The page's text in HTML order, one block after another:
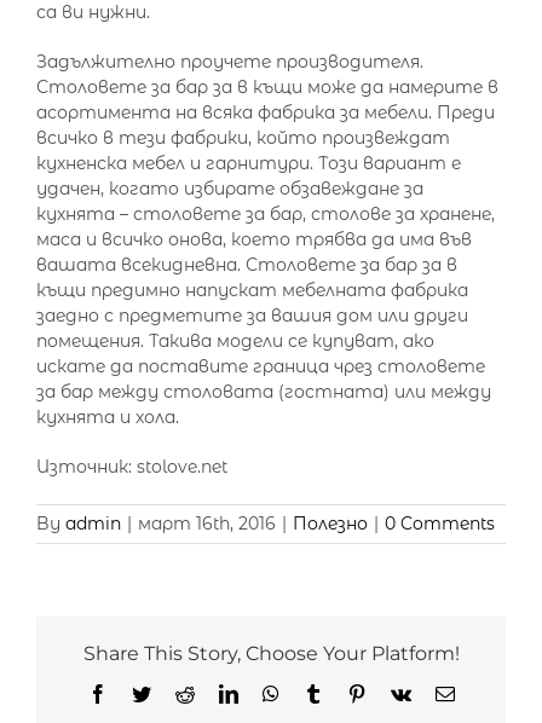
са ви нужни.
Задължително проучете производителя.
Столовете за бар за в къщи може да намерите в
асортимента на всяка фабрика за мебели. Преди
всичко в тези фабрики, който произвеждат
кухненска мебел и гарнитури. Този вариант е
удачен, когато избирате обзавеждане за
кухнята – столовете за бар, столове за хранене,
маса и всичко онова, което трябва да има във
вашата всекидневна. Столовете за бар за в
къщи предимно напускат мебелната фабрика
заедно с предметите за вашия дом или други
помещения. Такива модели се купуват, ако
искате да поставите граница чрез столовете
за бар между столовата (гостната) или между
кухнята и хола.
Източник: stolove.net
By admin март 16th, 2016 Полезно 0 Comments
Share This Story, Choose Your Platform!
Facebook
TwitterRedditLinkedInWhatsApp
TumblrPinterest
Vk Email